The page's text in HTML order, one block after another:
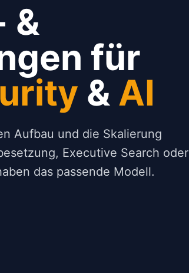
&
für
& AI
Aufbau und die Skalierung
Executive Search oder
das passende Modell.